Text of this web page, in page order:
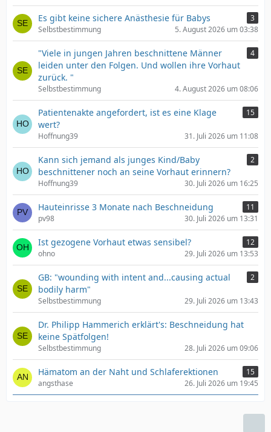
Es gibt keine sichere Anästhesie für Babys
3
Selbstbestimmung
5. August 2026 um 03:38
"Viele in jungen Jahren beschnittene Männer
leiden unter den Folgen. Und wollen ihre Vorhaut
zurück. "
4
Selbstbestimmung 4. August 2026 um 08:06
Patientenakte angefordert, ist es eine Klage
wert?
15
Hoffnung39 31. Juli 2026 um 11:08
Kann sich jemand als junges Kind/Baby
beschnittener noch an seine Vorhaut erinnern?
2
Hoffnung39 30. Juli 2026 um 16:25
Hauteinrisse 3 Monate nach Beschneidung
11
pv98
30. Juli 2026 um 13:31
Ist gezogene Vorhaut etwas sensibel?
12
ohno
29. Juli 2026 um 13:53
GB: "wounding with intent and...causing actual
bodily harm"
2
Selbstbestimmung 29. Juli 2026 um 13:43
Dr. Philipp Hammerich erklärt's: Beschneidung hat
keine Spätfolgen!
Selbstbestimmung 28. Juli 2026 um 09:06
Hämatom an der Naht und Schlaferektionen
15
angsthase
26. Juli 2026 um 19:45